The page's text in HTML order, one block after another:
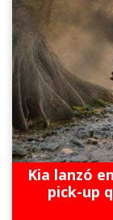
Kia lanzó
pick-up